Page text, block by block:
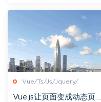
Vue/Ts/Js/Jquery/
Vue.js让页面变成动态页面